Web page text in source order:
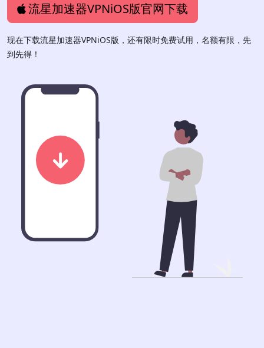
流星加速器VPNiOS版官网下载
现在下载流星加速器VPNiOS版，还有限时免费试用，名额有限，先
到先得！